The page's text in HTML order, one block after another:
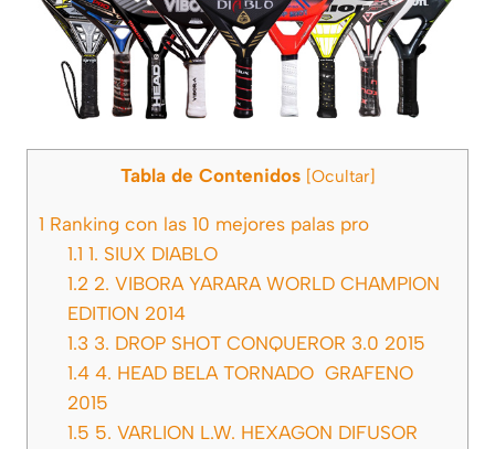
Tabla de Contenidos [Ocultar]
1 Ranking con las 10 mejores palas pro
1.1 1. SIUX DIABLO
1.2 2. VIBORA YARARA WORLD CHAMPION
EDITION 2014
1.3 3. DROP SHOT CONQUEROR 3.0 2015
1.44. HEAD BELA TORNADO GRAFENO
2015
1.5 5. VARLION L.W. HEXAGON DIFUSOR